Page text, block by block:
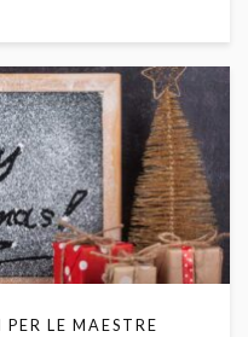
LE MAESTRE